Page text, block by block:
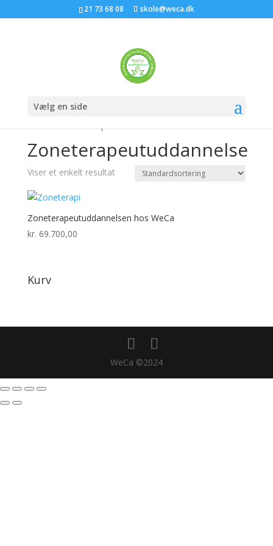
21 73 68 08 skole@weca.dk
Vælg en side
Zoneterapeutuddannelse
Viser et enkelt resultat
Zoneterapeutuddannelsen hos WeCa
kr. 69.700,00
Kurv
WeCa ©2024